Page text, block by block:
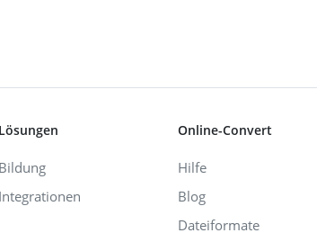
Lösungen
Bildung
Integrationen
Online-Convert
Hilfe
Blog
Dateiformate